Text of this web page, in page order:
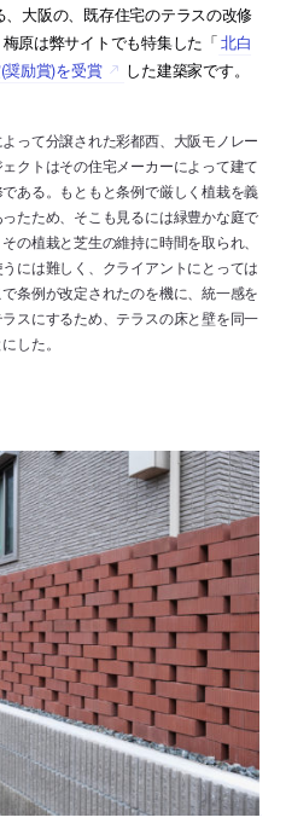
、大阪の、既存住宅のテラスの改修
原は弊サイトでも特集した「北白
励賞)を受賞 した建築家です。
って分譲された彩都西、大阪モノレー
クトはその住宅メーカーによって建て
ある。もともと条例で厳しく植栽を義
たため、そこも見るには緑豊かな庭で
の植栽と芝生の維持に時間を取られ、
には難しく、クライアントにとっては
条例が改定されたのを機に、統一感を
スにするため、テラスの床と壁を同一
した。